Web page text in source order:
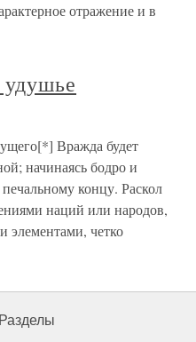
отражение и в
Вражда будет
начинаясь бодро и
концу. Раскол
наций или народов,
элементами, четко
Разделы